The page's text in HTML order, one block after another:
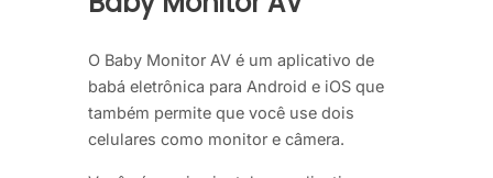
O Baby Monitor AV é um aplicativo de
babá eletrônica para Android e iOS que
também permite que você use dois
celulares como monitor e câmera.